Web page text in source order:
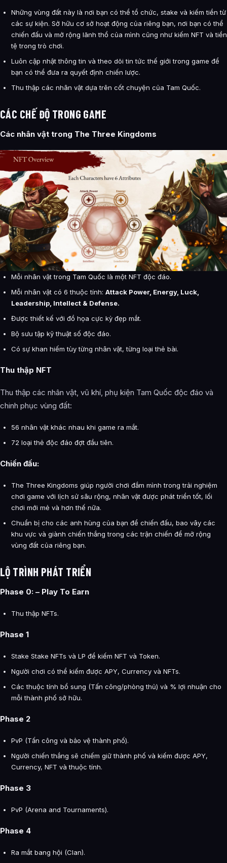
Những vùng đất này là nơi bạn có thể tổ chức, stake và kiếm tiền từ
các sự kiện. Sở hữu cơ sở hoạt động của riêng bạn, nơi bạn có thể
chiến đấu và mở rộng lãnh thổ của mình cũng như kiếm NFT và tiền
tệ trong trò chơi.
Luôn cập nhật thông tin và theo dõi tin tức thế giới trong game để
bạn có thể đưa ra quyết định chiến lược.
Thu thập các nhân vật dựa trên cốt chuyện của Tam Quốc.
CÁC CHẾ ĐỘ TRONG GAME
Các nhân vật trong The Three Kingdoms
Mỗi nhân vật trong Tam Quốc là một NFT độc đáo.
Mỗi nhân vật có 6 thuộc tính: Attack Power, Energy, Luck,
Leadership, Intellect & Defense.
Được thiết kế với đồ họa cực kỳ đẹp mắt.
Bộ sưu tập kỹ thuật số độc đáo.
Có sự khan hiếm tùy từng nhân vật, từng loại thẻ bài.
Thu thập NFT
Thu thập các nhân vật, vũ khí, phụ kiện Tam Quốc độc đáo và
chinh phục vùng đất:
56 nhân vật khác nhau khi game ra mắt.
72 loại thẻ độc đáo đợt đầu tiên.
Chiến đấu:
The Three Kingdoms giúp người chơi đắm mình trong trải nghiệm
chơi game với lịch sử sâu rộng, nhân vật được phát triển tốt, lối
chơi mới mẻ và hơn thế nữa.
Chuẩn bị cho các anh hùng của bạn để chiến đấu, bao vây các
khu vực và giành chiến thắng trong các trận chiến để mở rộng
vùng đất của riêng bạn.
LỘ TRÌNH PHÁT TRIỂN
Phase 0: – Play To Earn
Thu thập NFTs.
Phase 1
Stake Stake NFTs và LP để kiếm NFT và Token.
Người chơi có thể kiếm được APY, Currency và NFTs.
Các thuộc tính bổ sung (Tấn công/phòng thủ) và % lợi nhuận cho
mỗi thành phố sở hữu.
Phase 2
PvP (Tấn công và bảo vệ thành phố).
Người chiến thắng sẽ chiếm giữ thành phố và kiếm được APY,
Currency, NFT và thuộc tính.
Phase 3
PvP (Arena and Tournaments).
Phase 4
Ra mắt bang hội (Clan).